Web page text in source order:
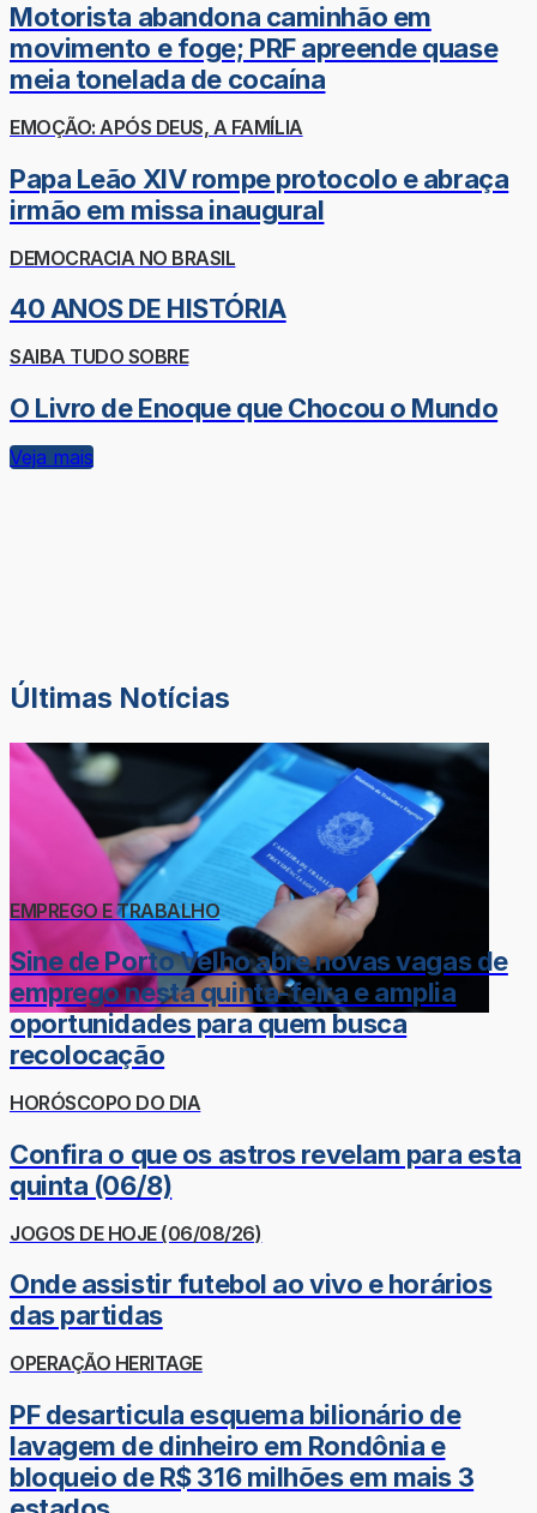
Motorista abandona caminhão em
movimento e foge; PRF apreende quase
meia tonelada de cocaína
EMOÇÃO: APÓS DEUS, A FAMÍLIA
Papa Leão XIV rompe protocolo e abraça
irmão em missa inaugural
DEMOCRACIA NO BRASIL
40 ANOS DE HISTÓRIA
SAIBA TUDO SOBRE
O Livro de Enoque que Chocou o Mundo
Veja mais
Últimas Notícias
EMPREGO E TRABALHO
Sine de Porto Velho abre novas vagas de
emprego nesta quinta-feira e amplia
oportunidades para quem busca
recolocação
HORÓSCOPO DO DIA
Confira o que os astros revelam para esta
quinta (06/8)
JOGOS DE HOJE (06/08/26)
Onde assistir futebol ao vivo e horários
das partidas
OPERAÇÃO HERITAGE
PF desarticula esquema bilionário de
lavagem de dinheiro em Rondônia e
bloqueio de R$ 316 milhões em mais 3